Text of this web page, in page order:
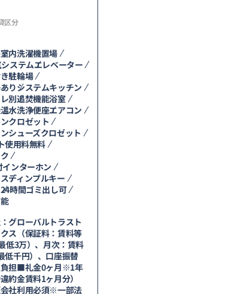
区分
室内洗濯機置場
ステムエレベーター
駐輪場
りシステムキッチン
別追焚機能浴室
温水洗浄便座エアコン
クロゼット
シューズクロゼット
使用料無料
ンターホン
ディンプルキー
24時間ゴミ出し可
グローバルトラスト
ス（保証料：賃料等
低3万）、月次：賃料
低千円）、口座振替
負担■礼金0ヶ月※1年
約金賃料1ヶ月分）
社利用必須※一部法